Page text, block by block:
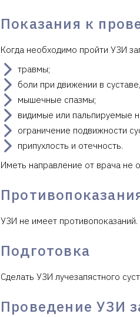
Показания к
Когда необходимо пройти УЗИ
травмы;
боли при движении в
мышечные спазмы;
видимые или пальпируемые
ограничение подвижности
припухлость и отечность.
Иметь направление от врача не
УЗИ не имеет противопоказаний.
Подготовка
Сделать УЗИ лучезапястного
Проведение УЗИ